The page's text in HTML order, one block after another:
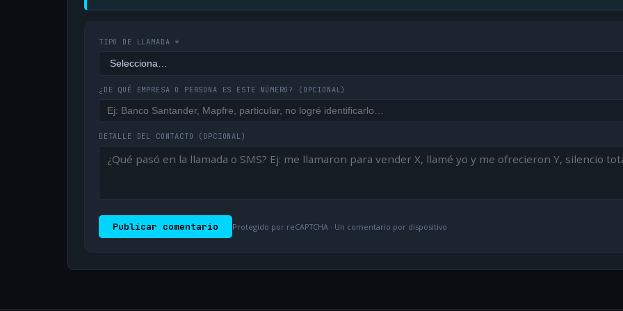
TIPO DE LLAMADA *
¿DE QUÉ EMPRESA O PERSONA ES ESTE NÚMERO? (OPCIONAL)
DETALLE DEL CONTACTO (OPCIONAL)
Publicar comentario Protegido por reCAPTCHA · Un comentario por dispositivo